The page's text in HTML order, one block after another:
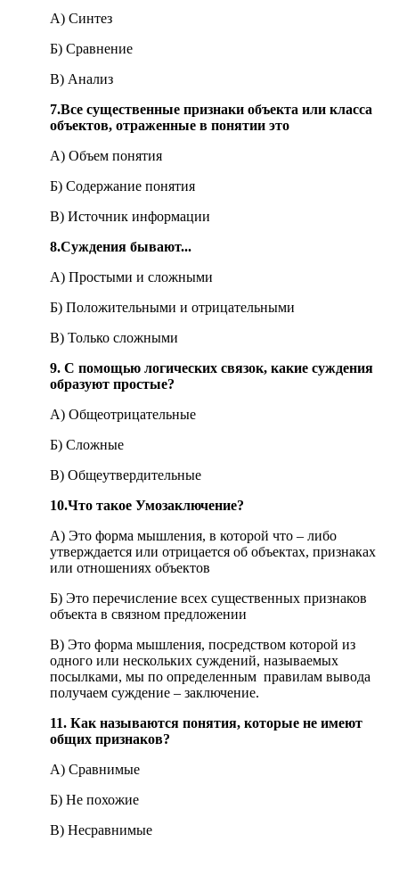
А) Синтез
Б) Сравнение
В) Анализ
7.Все существенные признаки объекта или класса
объектов, отраженные в понятии это
А) Объем понятия
Б) Содержание понятия
В) Источник информации
8.Суждения бывают...
А) Простыми и сложными
Б) Положительными и отрицательными
В) Только сложными
9. С помощью логических связок, какие суждения
образуют простые?
А) Общеотрицательные
Б) Сложные
В) Общеутвердительные
10.Что такое Умозаключение?
А) Это форма мышления, в которой что – либо
утверждается или отрицается об объектах, признаках
или отношениях объектов
Б) Это перечисление всех существенных признаков
объекта в связном предложении
В) Это форма мышления, посредством которой из
одного или нескольких суждений, называемых
посылками, мы по определенным правилам вывода
получаем суждение – заключение.
11. Как называются понятия, которые не имеют
общих признаков?
А) Сравнимые
Б) Не похожие
В) Несравнимые